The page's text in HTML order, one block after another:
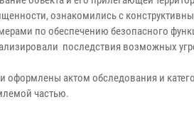
ознакомились с
по обеспечению безопасного
последствия возможных
оформлены актом обследования и
частью.